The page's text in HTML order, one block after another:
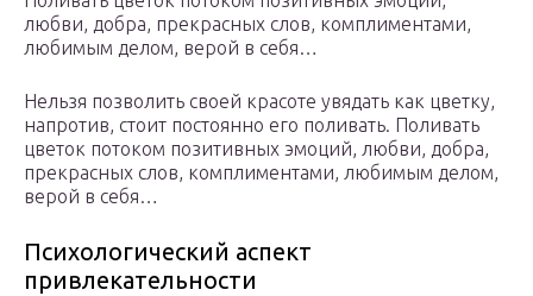
любви, добра, прекрасных слов, комплиментами,
любимым делом, верой в себя…
Нельзя позволить своей красоте увядать как цветку,
напротив, стоит постоянно его поливать. Поливать
цветок потоком позитивных эмоций, любви, добра,
прекрасных слов, комплиментами, любимым делом,
верой в себя…
Психологический аспект
привлекательности